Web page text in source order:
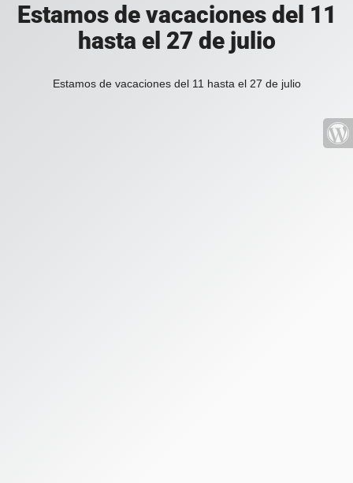
Estamos de vacaciones del 11
hasta el 27 de julio
Estamos de vacaciones del 11 hasta el 27 de julio